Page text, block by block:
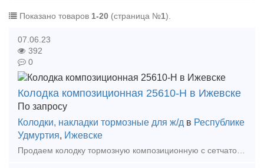
Показано товаров 1-20 (страница №1).
07.06.23
392
0
Колодка композиционная 25610-Н в Ижевске
По запросу
Колодки, накладки тормозные для ж/д в Республике
Удмуртия, Ижевске